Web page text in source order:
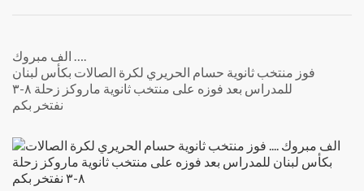
الف مبروك ….
فوز منتخب ثانوية حسام الحريري لكرة الصالات بكأس لبنان
للمدراس بعد فوزه على منتخب ثانوية ماروكز زحلة ٨-٣
نفتخر بكم